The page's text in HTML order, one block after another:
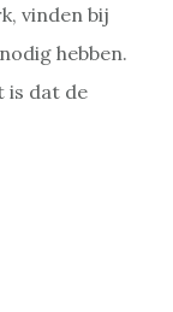
vinden bij
hebben.
is dat de